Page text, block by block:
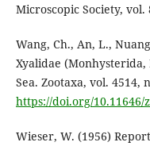
Microscopic Society, vol.
Wang, Ch., An, L.,
Xyalidae
Sea. Zootaxa, vol. 4514,
https://doi.org/10.11646/
Wieser, W. (1956)